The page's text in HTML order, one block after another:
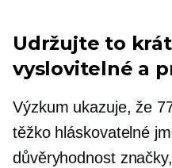
Udržujte to
vyslovitelné a
Výzkum ukazuje, že
těžko hláskovatelné
důvěryhodnost